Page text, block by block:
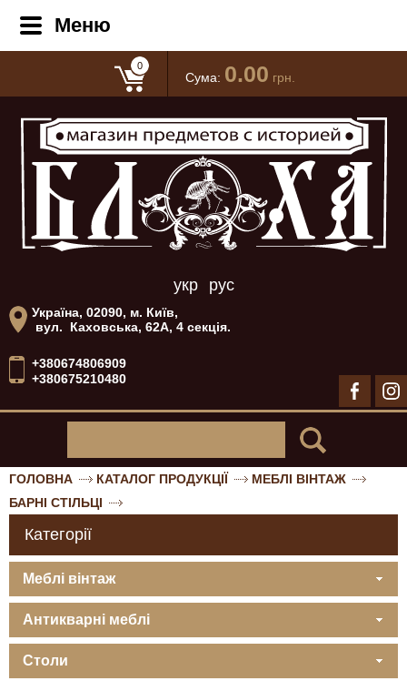
0
Сума: 0.00 грн.
укр рус
Україна, 02090, м. Київ,
вул. Каховська, 62А, 4 секція.
+380674806909
+380675210480
Меню
ГОЛОВНА КАТАЛОГ ПРОДУКЦІЇ
МЕБЛІ ВІНТАЖ
БАРНІ СТІЛЬЦІ
Категорії
Меблі вінтаж
Антикварні меблі
Столи